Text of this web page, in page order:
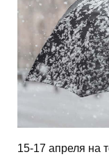
15-17 апреля на